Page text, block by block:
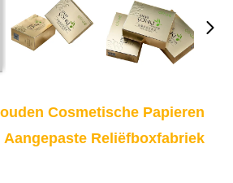
Cosmetische Papieren
Aangepaste Reliëfboxfabriek